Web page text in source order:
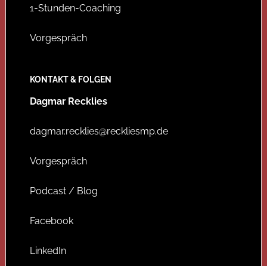
1-Stunden-Coaching
Vorgespräch
KONTAKT & FOLGEN
Dagmar Recklies
dagmar.recklies@reckliesmp.de
Vorgespräch
Podcast / Blog
Facebook
LinkedIn